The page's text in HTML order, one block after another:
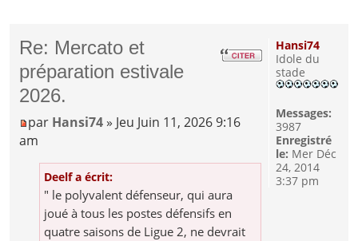
Re: Mercato et
préparation estivale
2026.
par Hansi74 » Jeu Juin 11, 2026 9:16
am
Deelf a écrit:
" le polyvalent défenseur, qui aura
joué à tous les postes défensifs en
quatre saisons de Ligue 2, ne devrait
Hansi74
Idole du
stade
Messages:
3987
Enregistré
le: Mer Déc
24, 2014
3:37 pm